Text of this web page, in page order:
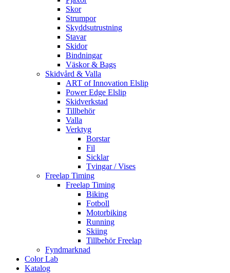
Skor
Strumpor
Skyddsutrustning
Stavar
Skidor
Bindningar
Väskor & Bags
Skidvård & Valla
ART of Innovation Elslip
Power Edge Elslip
Skidverkstad
Tillbehör
Valla
Verktyg
Borstar
Fil
Sicklar
Tvingar / Vises
Freelap Timing
Freelap Timing
Biking
Fotboll
Motorbiking
Running
Skiing
Tillbehör Freelap
Fyndmarknad
Color Lab
Katalog